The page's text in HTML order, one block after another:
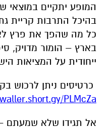
בהיכל התרבות קריית
כל מה שהפך את פרץ
בארץ – הומור מדויק,
ייחודית על המציאות
כרטיסים ניתן לרכוש
PLMcZa
אל תגידו שלא שמעתם